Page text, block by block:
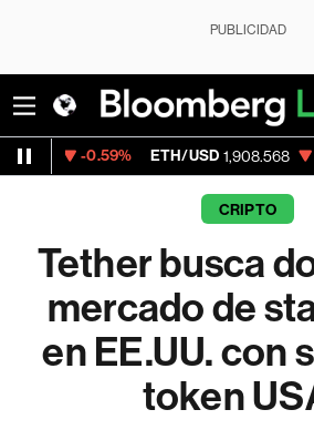
PUBLICIDAD
ETH/USD 1,908.568 -0.38%
CRIPTO
Tether busca
mercado de
en EE.UU. con
token